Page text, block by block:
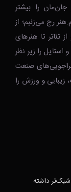
جان‌مان را بیشتر
رج می‌زنیم؛ از
تئاتر تا هنرهای
را زیر نظر
صنعت
و ورزش را
داشته